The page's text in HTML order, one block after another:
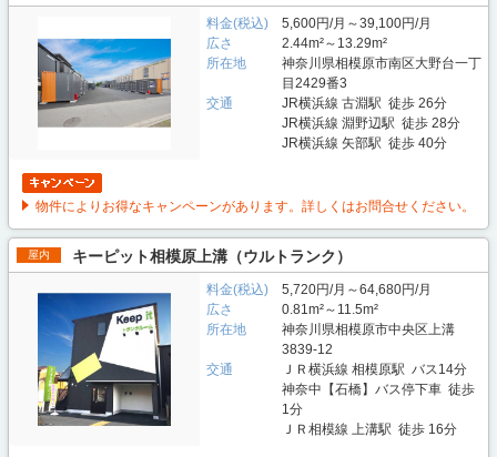
料金(税込)
5,600円/月～39,100円/月
広さ
2.44m²～13.29m²
所在地
神奈川県相模原市南区大野台一丁
目2429番3
交通
JR横浜線 古淵駅 徒歩 26分
JR横浜線 淵野辺駅 徒歩 28分
JR横浜線 矢部駅 徒歩 40分
物件によりお得なキャンペーンがあります。詳しくはお問合せください。
屋内 キーピット相模原上溝（ウルトランク）
料金(税込)
5,720円/月～64,680円/月
広さ
0.81m²～11.5m²
所在地
神奈川県相模原市中央区上溝
3839-12
交通
ＪＲ横浜線 相模原駅 バス14分
神奈中【石橋】バス停下車 徒歩
1分
ＪＲ相模線 上溝駅 徒歩 16分